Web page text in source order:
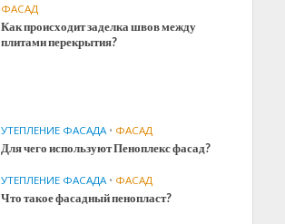
ФАСАД
Как происходит заделка швов между
плитами перекрытия?
УТЕПЛЕНИЕ ФАСАДА • ФАСАД
Для чего используют Пеноплекс фасад?
УТЕПЛЕНИЕ ФАСАДА • ФАСАД
Что такое фасадный пенопласт?